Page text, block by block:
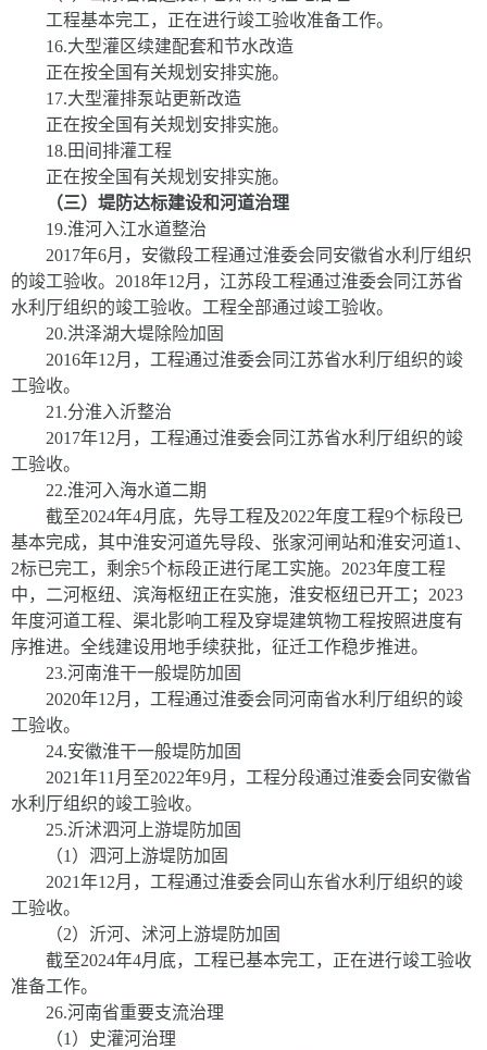
工程基本完工，正在进行竣工验收准备工作。
16.大型灌区续建配套和节水改造
正在按全国有关规划安排实施。
17.大型灌排泵站更新改造
正在按全国有关规划安排实施。
18.田间排灌工程
正在按全国有关规划安排实施。
（三）堤防达标建设和河道治理
19.淮河入江水道整治
2017年6月，安徽段工程通过淮委会同安徽省水利厅组织
的竣工验收。 2018年12月，江苏段工程通过淮委会同江苏省
水利厅组织的竣工验收。工程全部通过竣工验收。
20.洪泽湖大堤除险加固
2016年12月，工程通过淮委会同江苏省水利厅组织的竣
工验收。
21 .分淮入沂整治
2017年12月，工程通过淮委会同江苏省水利厅组织的竣
工验收。
22.淮河入海水道二期
截至2024年4月底，先导工程及2022年度工程9个标段已
基本完成，其中淮安河道先导段、张家河闸站和淮安河道1 、
2标已完工，剩余5个标段正进行尾工实施。 2023年度工程
中，二河枢纽、滨海枢纽正在实施，淮安枢纽已开工； 2023
年度河道工程、渠北影响工程及穿堤建筑物工程按照进度有
序推进。全线建设用地手续获批，征迁工作稳步推进。
23.河南淮干一般堤防加固
2020年12月，工程通过淮委会同河南省水利厅组织的竣
工验收。
24.安徽淮干一般堤防加固
2021年11 月至2022年9月，工程分段通过淮委会同安徽省
水利厅组织的竣工验收。
25.沂沭泗河上游堤防加固
（1 ）泗河上游堤防加固
2021年12月，工程通过淮委会同山东省水利厅组织的竣
工验收。
（2）沂河、沭河上游堤防加固
截至2024年4月底，工程已基本完工，正在进行竣工验收
准备工作。
26.河南省重要支流治理
（1 ）史灌河治理